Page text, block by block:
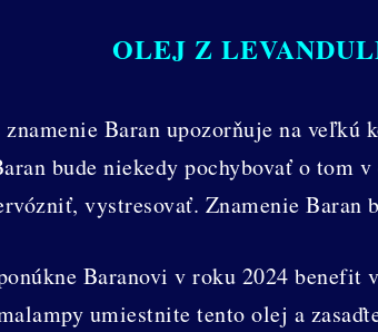
OLEJ Z
Baran upozorňuje na
bude niekedy pochybovať o tom
vystresovať. Znamenie
Baranovi v roku 2024 benefit
umiestnite tento olej a